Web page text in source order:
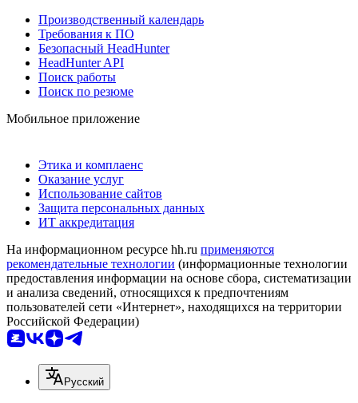
Производственный календарь
Требования к ПО
Безопасный HeadHunter
HeadHunter API
Поиск работы
Поиск по резюме
Мобильное приложение
Этика и комплаенс
Оказание услуг
Использование сайтов
Защита персональных данных
ИТ аккредитация
На информационном ресурсе hh.ru применяются
рекомендательные технологии (информационные технологии
предоставления информации на основе сбора, систематизации
и анализа сведений, относящихся к предпочтениям
пользователей сети «Интернет», находящихся на территории
Российской Федерации)
Русский